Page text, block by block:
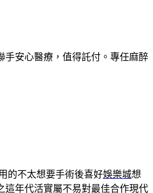
手安心醫療，值得託付。專任麻醉
的不太想要手術後喜好娛樂城想
這年代活實屬不易對最佳合作現代